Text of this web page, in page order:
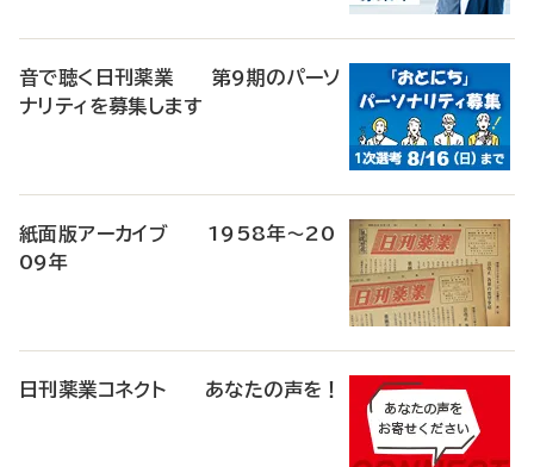
音で聴く日刊薬業 第9期のパーソ
ナリティを募集します
紙面版アーカイブ 1958年～20
09年
日刊薬業コネクト あなたの声を！